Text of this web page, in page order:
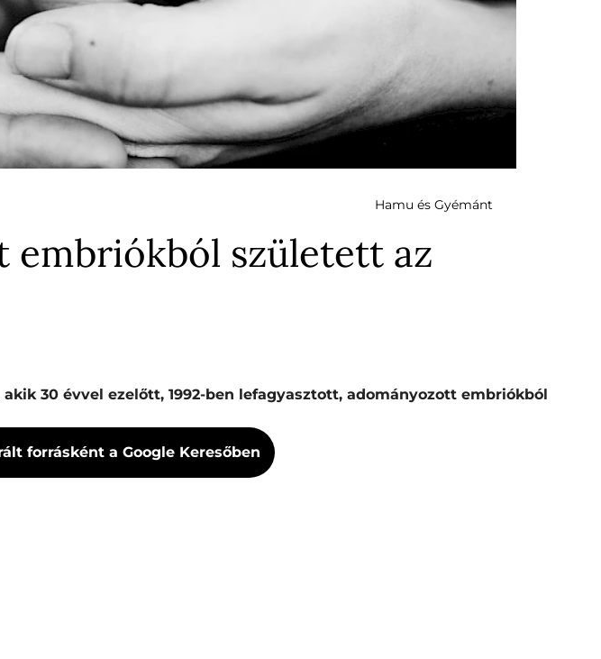
Hamu és Gyémánt
embriókból született az
30 évvel ezelőtt, 1992-ben lefagyasztott, adományozott embriókból
forrásként a Google Keresőben